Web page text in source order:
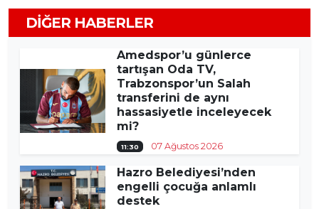
DIĞER HABERLER
Amedspor’u günlerce
tartışan Oda TV,
Trabzonspor’un Salah
transferini de aynı
hassasiyetle inceleyecek
mi?
11:30 07 Ağustos 2026
Hazro Belediyesi’nden
engelli çocuğa anlamlı
destek